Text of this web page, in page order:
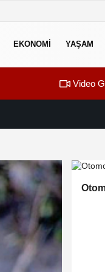
EKONOMİ YAŞAM
Başkan Toptaş:
Video